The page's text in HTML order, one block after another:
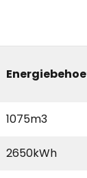
1075m3
2650kWh